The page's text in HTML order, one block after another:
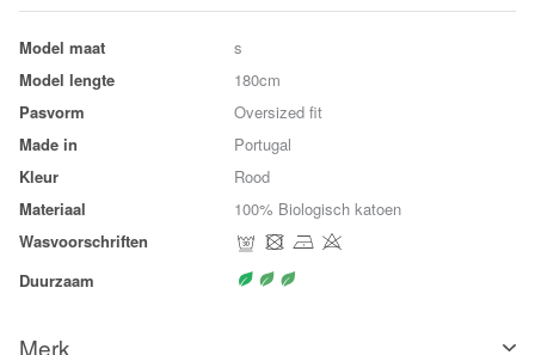
Model maat
s
Model lengte
180cm
Pasvorm
Oversized fit
Made in
Portugal
Kleur
Rood
Materiaal
100% Biologisch katoen
Wasvoorschriften
Duurzaam
Merk